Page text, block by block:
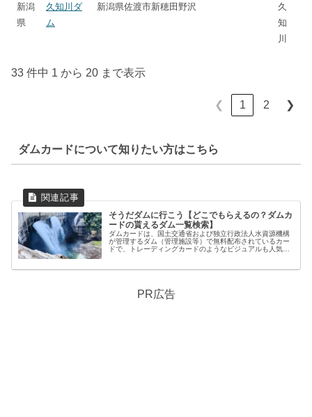
新潟
県
久知川ダ
ム
新潟県佐渡市新穂田野沢
久
知
川
33 件中 1 から 20 まで表示
❮ 1 2 ❯
ダムカードについて知りたい方はこちら
そうだダムに行こう【どこでもらえるの？ダムカ
ードの貰えるダム一覧検索】
ダムカードは、国土交通省および独立行政法人水資源機構
が管理するダム（管理施設等）で無料配布されているカー
ドで、トレーディングカードのようなビジュアルも人気で
PR広告